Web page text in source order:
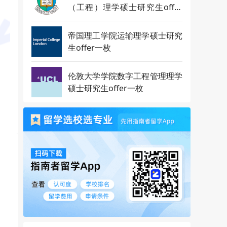
（工程）理学硕士研究生offer
一枚
帝国理工学院运输理学硕士研究
生offer一枚
伦敦大学学院数字工程管理理学
硕士研究生offer一枚